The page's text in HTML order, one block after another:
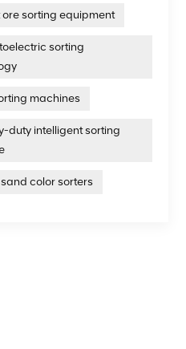
ore sorting equipment
sorting
machines
duty intelligent sorting
color sorters